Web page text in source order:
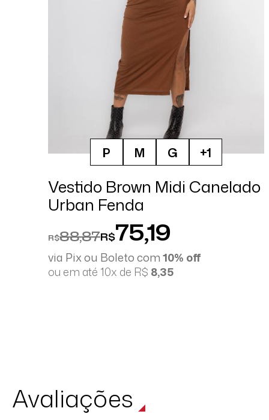
P M G +1
Vestido Brown Midi Canelado
Urban Fenda
R$88,87R$75,19
via Pix ou Boleto com10% off
ou em até 10x de R$ 8,35
Avaliações